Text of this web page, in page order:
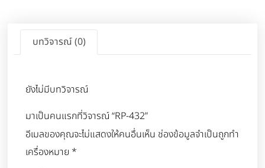
บทวิจารณ์ (0)
ยังไม่มีบทวิจารณ์
มาเป็นคนแรกที่วิจารณ์ “RP-432”
อีเมลของคุณจะไม่แสดงให้คนอื่นเห็น ช่องข้อมูลจำเป็นถูกทำ
เครื่องหมาย *